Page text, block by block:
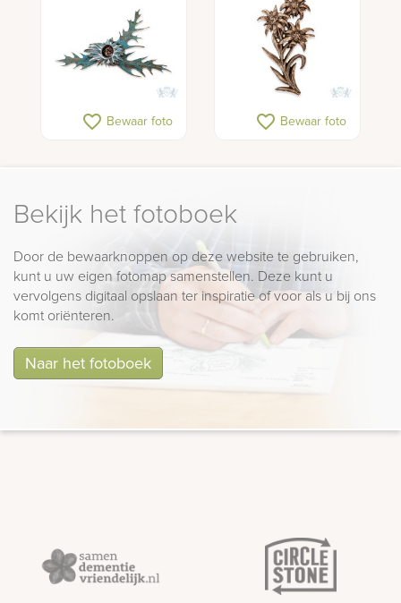
favorite_border Bewaar foto favorite_border Bewaar foto
Bekijk het fotoboek
Door de bewaarknoppen op deze website te gebruiken,
kunt u uw eigen fotomap samenstellen. Deze kunt u
vervolgens digitaal opslaan ter inspiratie of voor als u bij ons
komt oriënteren.
Naar het fotoboek